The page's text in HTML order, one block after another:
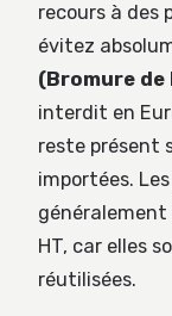
recours à des
évitez
(Bromure de
interdit en
reste présent
importées.
généralement
HT, car elles
réutilisées.